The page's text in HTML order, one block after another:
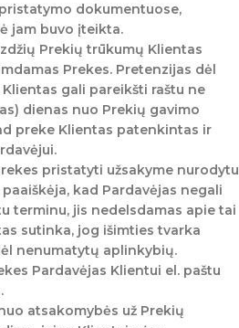
dokumentuose,
jam buvo įteikta.
Prekių trūkumų Klientas
Prekes. Pretenzijas dėl
gali pareikšti raštu ne
dienas nuo Prekių gavimo
preke Klientas patenkintas ir
pristatyti užsakyme nurodytu
kad Pardavėjas negali
terminu, jis nedelsdamas apie tai
sutinka, jog išimties tvarka
nenumatytų aplinkybių.
Pardavėjas Klientui el. paštu
atsakomybės už Prekių